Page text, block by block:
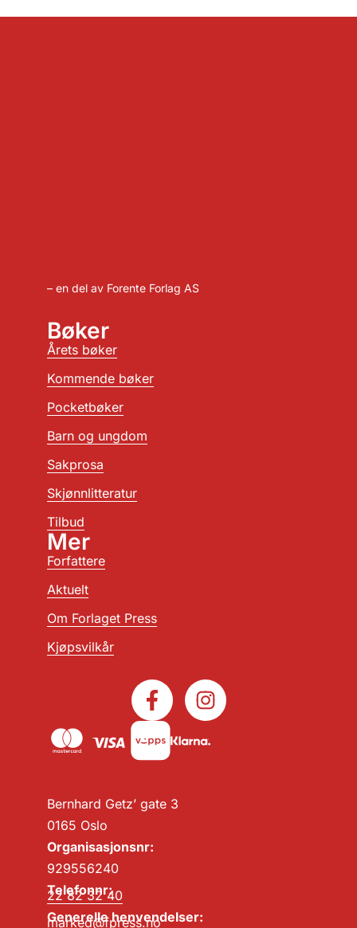
– en del av Forente Forlag AS
Bernhard Getz’ gate 3
0165 Oslo
Organisasjonsnr:
929556240
Telefonnr:
22 82 32 40
Generelle henvendelser:
marked@fpress.no
Bøker
Årets bøker
Kommende bøker
Pocketbøker
Barn og ungdom
Sakprosa
Skjønnlitteratur
Tilbud
Mer
Forfattere
Aktuelt
Om Forlaget Press
Kjøpsvilkår